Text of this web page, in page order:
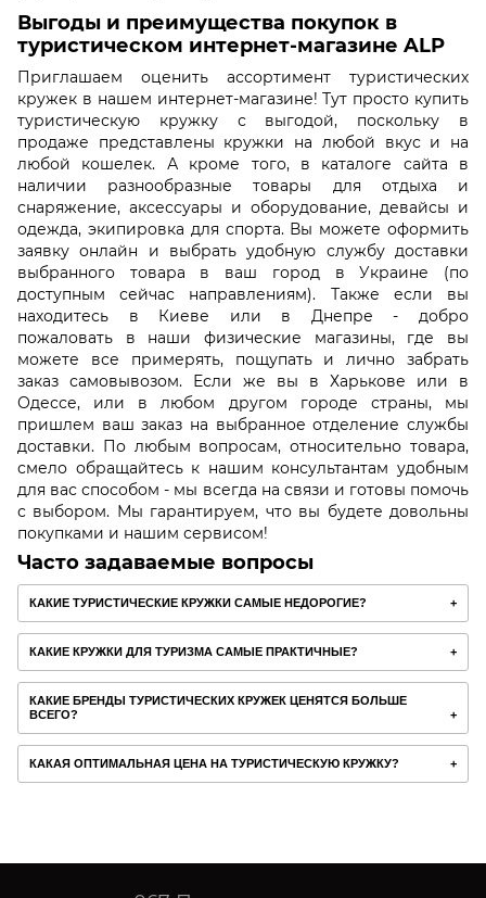
Выгоды и преимущества покупок в
туристическом интернет-магазине ALP
Приглашаем оценить ассортимент туристических
кружек в нашем интернет-магазине! Тут просто купить
туристическую кружку с выгодой, поскольку в
продаже представлены кружки на любой вкус и на
любой кошелек. А кроме того, в каталоге сайта в
наличии разнообразные товары для отдыха и
снаряжение, аксессуары и оборудование, девайсы и
одежда, экипировка для спорта. Вы можете оформить
заявку онлайн и выбрать удобную службу доставки
выбранного товара в ваш город в Украине (по
доступным сейчас направлениям). Также если вы
находитесь в Киеве или в Днепре - добро
пожаловать в наши физические магазины, где вы
можете все примерять, пощупать и лично забрать
заказ самовывозом. Если же вы в Харькове или в
Одессе, или в любом другом городе страны, мы
пришлем ваш заказ на выбранное отделение службы
доставки. По любым вопросам, относительно товара,
смело обращайтесь к нашим консультантам удобным
для вас способом - мы всегда на связи и готовы помочь
с выбором. Мы гарантируем, что вы будете довольны
покупками и нашим сервисом!
Часто задаваемые вопросы
КАКИЕ ТУРИСТИЧЕСКИЕ КРУЖКИ САМЫЕ НЕДОРОГИЕ?
КАКИЕ КРУЖКИ ДЛЯ ТУРИЗМА САМЫЕ ПРАКТИЧНЫЕ?
КАКИЕ БРЕНДЫ ТУРИСТИЧЕСКИХ КРУЖЕК ЦЕНЯТСЯ БОЛЬШЕ
ВСЕГО?
КАКАЯ ОПТИМАЛЬНАЯ ЦЕНА НА ТУРИСТИЧЕСКУЮ КРУЖКУ?